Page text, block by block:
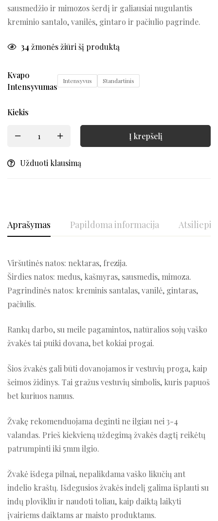
sausmedžio ir mimozos šerdį ir galiausiai nugulantis
kreminio santalo, vanilės, gintaro ir pačiulio pagrinde.
34 žmonės žiūri šį produktą
Kvapo
Intensyvumas
Intensyvus Standartinis
Kiekis
Į krepšelį
Užduoti klausimą
Aprašymas Papildoma informacija
Viršutinės natos: nektaras, frezija.
Širdies natos: medus, kašmyras, sausmedis, mimoza.
Pagrindinės natos: kreminis santalas, vanilė, gintaras,
pačiulis.
Rankų darbo, su meile pagamintos, natūralios sojų vaško
žvakės tai puiki dovana, bet kokiai progai.
Šios žvakės gali būti dovanojamos ir vestuvių proga, kaip
šeimos židinys. Tai gražus vestuvių simbolis, kuris papuoš
bet kuriuos namus.
Žvakę rekomenduojama deginti ne ilgiau nei 3-4
valandas. Prieš kiekvieną uždegimą žvakės dagtį reikėtų
patrumpinti iki 5mm ilgio.
Žvakė išdega pilnai, nepalikdama vaško likučių ant
indelio kraštų. Išdegusios žvakės indelį galima išplauti su
indų plovikliu ir naudoti toliau, kaip daiktą laikyti
įvairiems daiktams ar maisto produktams.